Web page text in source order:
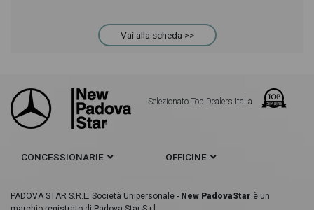
Vai alla scheda >>
Selezionato Top Dealers Italia
CONCESSIONARIE OFFICINE
PADOVA STAR S.R.L. Società Unipersonale - New PadovaStar è un